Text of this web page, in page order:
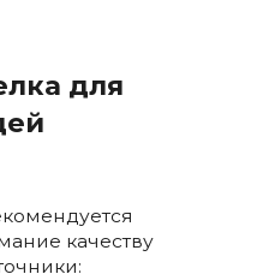
для
качеству